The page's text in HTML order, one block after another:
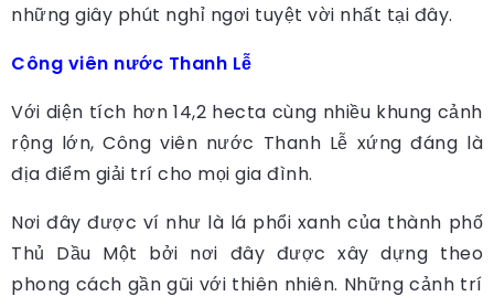
những giây phút nghỉ ngơi tuyệt vời nhất tại đây.
Công viên nước Thanh Lễ
Với diện tích hơn 14,2 hecta cùng nhiều khung cảnh
rộng lớn, Công viên nước Thanh Lễ xứng đáng là
địa điểm giải trí cho mọi gia đình.
Nơi đây được ví như là lá phổi xanh của thành phố
Thủ Dầu Một bởi nơi đây được xây dựng theo
phong cách gần gũi với thiên nhiên. Những cảnh trí